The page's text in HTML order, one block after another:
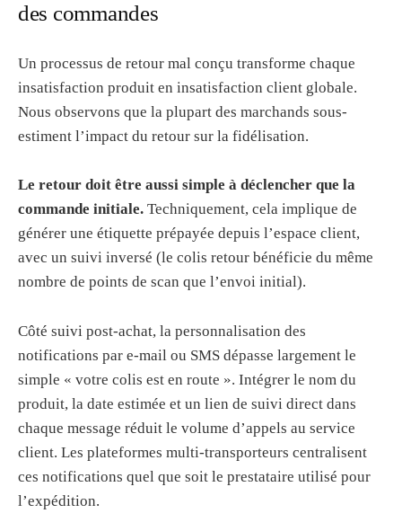
des commandes
Un processus de retour mal conçu transforme chaque
insatisfaction produit en insatisfaction client globale.
Nous observons que la plupart des marchands sous-
estiment l’impact du retour sur la fidélisation.
Le retour doit être aussi simple à déclencher que la
commande initiale. Techniquement, cela implique de
générer une étiquette prépayée depuis l’espace client,
avec un suivi inversé (le colis retour bénéficie du même
nombre de points de scan que l’envoi initial).
Côté suivi post-achat, la personnalisation des
notifications par e-mail ou SMS dépasse largement le
simple « votre colis est en route ». Intégrer le nom du
produit, la date estimée et un lien de suivi direct dans
chaque message réduit le volume d’appels au service
client. Les plateformes multi-transporteurs centralisent
ces notifications quel que soit le prestataire utilisé pour
l’expédition.